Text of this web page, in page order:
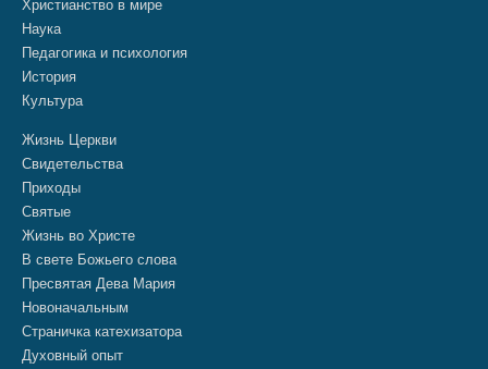
Христианство в мире
Наука
Педагогика и психология
История
Культура
Жизнь Церкви
Свидетельства
Приходы
Святые
Жизнь во Христе
В свете Божьего слова
Пресвятая Дева Мария
Новоначальным
Страничка катехизатора
Духовный опыт